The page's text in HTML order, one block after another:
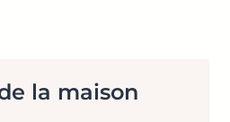
la maison